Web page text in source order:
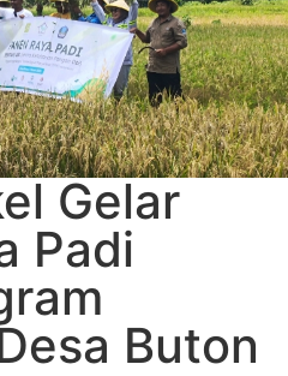
Gelar
Padi
Buton